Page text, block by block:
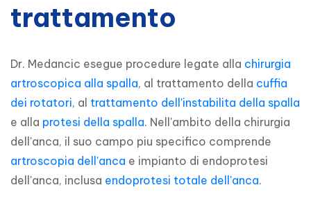
trattamento
Dr. Medancic esegue procedure legate alla chirurgia
artroscopica alla spalla, al trattamento della cuffia
dei rotatori, al trattamento dell'instabilita della spalla
e alla protesi della spalla. Nell'ambito della chirurgia
artroscopia dell'anca e impianto di endoprotesi
dell'anca, inclusa endoprotesi totale dell'anca.